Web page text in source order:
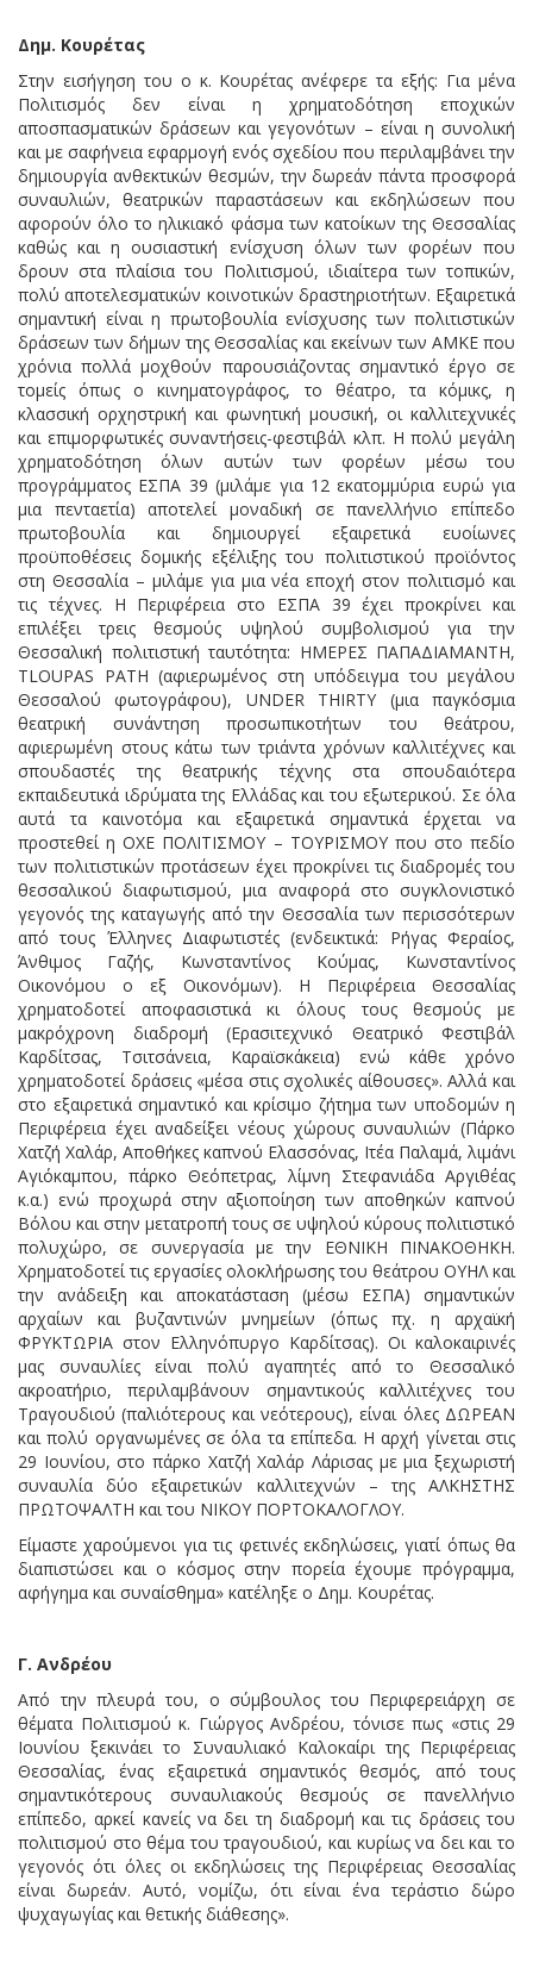
Δημ. Κουρέτας
Στην εισήγηση του ο κ. Κουρέτας ανέφερε τα εξής: Για μένα
Πολιτισμός δεν είναι η χρηματοδότηση εποχικών
αποσπασματικών δράσεων και γεγονότων – είναι η συνολική
και με σαφήνεια εφαρμογή ενός σχεδίου που περιλαμβάνει την
δημιουργία ανθεκτικών θεσμών, την δωρεάν πάντα προσφορά
συναυλιών, θεατρικών παραστάσεων και εκδηλώσεων που
αφορούν όλο το ηλικιακό φάσμα των κατοίκων της Θεσσαλίας
καθώς και η ουσιαστική ενίσχυση όλων των φορέων που
δρουν στα πλαίσια του Πολιτισμού, ιδιαίτερα των τοπικών,
πολύ αποτελεσματικών κοινοτικών δραστηριοτήτων. Εξαιρετικά
σημαντική είναι η πρωτοβουλία ενίσχυσης των πολιτιστικών
δράσεων των δήμων της Θεσσαλίας και εκείνων των ΑΜΚΕ που
χρόνια πολλά μοχθούν παρουσιάζοντας σημαντικό έργο σε
τομείς όπως ο κινηματογράφος, το θέατρο, τα κόμικς, η
κλασσική ορχηστρική και φωνητική μουσική, οι καλλιτεχνικές
και επιμορφωτικές συναντήσεις-φεστιβάλ κλπ. Η πολύ μεγάλη
χρηματοδότηση όλων αυτών των φορέων μέσω του
προγράμματος ΕΣΠΑ 39 (μιλάμε για 12 εκατομμύρια ευρώ για
μια πενταετία) αποτελεί μοναδική σε πανελλήνιο επίπεδο
πρωτοβουλία και δημιουργεί εξαιρετικά ευοίωνες
προϋποθέσεις δομικής εξέλιξης του πολιτιστικού προϊόντος
στη Θεσσαλία – μιλάμε για μια νέα εποχή στον πολιτισμό και
τις τέχνες. Η Περιφέρεια στο ΕΣΠΑ 39 έχει προκρίνει και
επιλέξει τρεις θεσμούς υψηλού συμβολισμού για την
Θεσσαλική πολιτιστική ταυτότητα: ΗΜΕΡΕΣ ΠΑΠΑΔΙΑΜΑΝΤΗ,
TLOUPAS PATH (αφιερωμένος στη υπόδειγμα του μεγάλου
Θεσσαλού φωτογράφου), UNDER THIRTY (μια παγκόσμια
θεατρική συνάντηση προσωπικοτήτων του θεάτρου,
αφιερωμένη στους κάτω των τριάντα χρόνων καλλιτέχνες και
σπουδαστές της θεατρικής τέχνης στα σπουδαιότερα
εκπαιδευτικά ιδρύματα της Ελλάδας και του εξωτερικού. Σε όλα
αυτά τα καινοτόμα και εξαιρετικά σημαντικά έρχεται να
προστεθεί η ΟΧΕ ΠΟΛΙΤΙΣΜΟΥ – ΤΟΥΡΙΣΜΟΥ που στο πεδίο
των πολιτιστικών προτάσεων έχει προκρίνει τις διαδρομές του
θεσσαλικού διαφωτισμού, μια αναφορά στο συγκλονιστικό
γεγονός της καταγωγής από την Θεσσαλία των περισσότερων
από τους Έλληνες Διαφωτιστές (ενδεικτικά: Ρήγας Φεραίος,
Άνθιμος Γαζής, Κωνσταντίνος Κούμας, Κωνσταντίνος
Οικονόμου ο εξ Οικονόμων). Η Περιφέρεια Θεσσαλίας
χρηματοδοτεί αποφασιστικά κι όλους τους θεσμούς με
μακρόχρονη διαδρομή (Ερασιτεχνικό Θεατρικό Φεστιβάλ
Καρδίτσας, Τσιτσάνεια, Καραϊσκάκεια) ενώ κάθε χρόνο
χρηματοδοτεί δράσεις «μέσα στις σχολικές αίθουσες». Αλλά και
στο εξαιρετικά σημαντικό και κρίσιμο ζήτημα των υποδομών η
Περιφέρεια έχει αναδείξει νέους χώρους συναυλιών (Πάρκο
Χατζή Χαλάρ, Αποθήκες καπνού Ελασσόνας, Ιτέα Παλαμά, λιμάνι
Αγιόκαμπου, πάρκο Θεόπετρας, λίμνη Στεφανιάδα Αργιθέας
κ.α.) ενώ προχωρά στην αξιοποίηση των αποθηκών καπνού
Βόλου και στην μετατροπή τους σε υψηλού κύρους πολιτιστικό
πολυχώρο, σε συνεργασία με την ΕΘΝΙΚΗ ΠΙΝΑΚΟΘΗΚΗ.
Χρηματοδοτεί τις εργασίες ολοκλήρωσης του θεάτρου ΟΥΗΛ και
την ανάδειξη και αποκατάσταση (μέσω ΕΣΠΑ) σημαντικών
αρχαίων και βυζαντινών μνημείων (όπως πχ. η αρχαϊκή
ΦΡΥΚΤΩΡΙΑ στον Ελληνόπυργο Καρδίτσας). Οι καλοκαιρινές
μας συναυλίες είναι πολύ αγαπητές από το Θεσσαλικό
ακροατήριο, περιλαμβάνουν σημαντικούς καλλιτέχνες του
Τραγουδιού (παλιότερους και νεότερους), είναι όλες ΔΩΡΕΑΝ
και πολύ οργανωμένες σε όλα τα επίπεδα. Η αρχή γίνεται στις
29 Ιουνίου, στο πάρκο Χατζή Χαλάρ Λάρισας με μια ξεχωριστή
συναυλία δύο εξαιρετικών καλλιτεχνών – της ΑΛΚΗΣΤΗΣ
ΠΡΩΤΟΨΑΛΤΗ και του ΝΙΚΟΥ ΠΟΡΤΟΚΑΛΟΓΛΟΥ.
Είμαστε χαρούμενοι για τις φετινές εκδηλώσεις, γιατί όπως θα
διαπιστώσει και ο κόσμος στην πορεία έχουμε πρόγραμμα,
αφήγημα και συναίσθημα» κατέληξε ο Δημ. Κουρέτας.
Γ. Ανδρέου
Από την πλευρά του, ο σύμβουλος του Περιφερειάρχη σε
θέματα Πολιτισμού κ. Γιώργος Ανδρέου, τόνισε πως «στις 29
Ιουνίου ξεκινάει το Συναυλιακό Καλοκαίρι της Περιφέρειας
Θεσσαλίας, ένας εξαιρετικά σημαντικός θεσμός, από τους
σημαντικότερους συναυλιακούς θεσμούς σε πανελλήνιο
επίπεδο, αρκεί κανείς να δει τη διαδρομή και τις δράσεις του
πολιτισμού στο θέμα του τραγουδιού, και κυρίως να δει και το
γεγονός ότι όλες οι εκδηλώσεις της Περιφέρειας Θεσσαλίας
είναι δωρεάν. Αυτό, νομίζω, ότι είναι ένα τεράστιο δώρο
ψυχαγωγίας και θετικής διάθεσης».